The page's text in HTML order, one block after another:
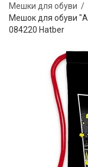
Мешки для обуви /
Мешок для обуви
084220 Hatber